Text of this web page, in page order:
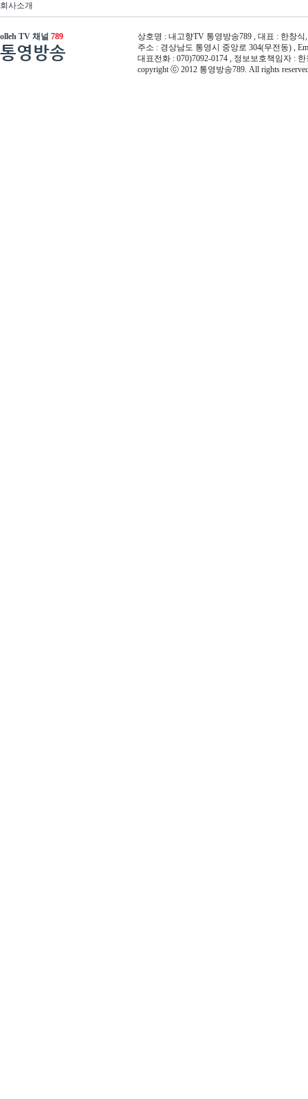
회사소개
olleh TV 채널 789
통영방송
상호명 : 내고향TV 통영방송789 , 대표 : 한창식
주소 : 경상남도 통영시 중앙로 304(무전동) ,
대표전화 : 070)7092-0174 , 정보보호책임자 :
copyright ⓒ 2012 통영방송789. All rights